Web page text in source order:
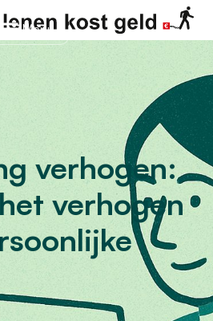
Menu
verhogen:
verhogen